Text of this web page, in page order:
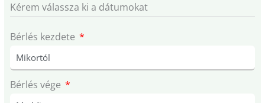
Kérem válassza ki a dátumokat
Bérlés kezdete
Bérlés vége